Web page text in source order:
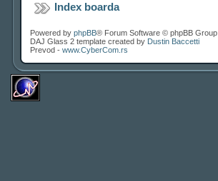
Index boarda
Powered by phpBB® Forum Software © phpBB Group
DAJ Glass 2 template created by Dustin Baccetti
Prevod - www.CyberCom.rs